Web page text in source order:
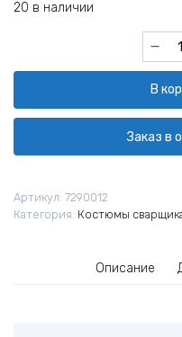
20 в наличии
52-
В
Заказ в
Артикул: 7290012
Категория: Костюмы
Описание